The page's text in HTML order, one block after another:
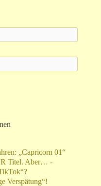
„Capricorn 01“
Titel. Aber… -
Verspätung“!